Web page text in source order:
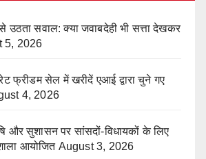
सवाल: क्या जवाबदेही भी सत्ता देखकर
5, 2026
फ्रीडम सेल में खरीदें एआई द्वारा चुने गए
4, 2026
सुशासन पर सांसदों-विधायकों के लिए
आयोजित August 3, 2026